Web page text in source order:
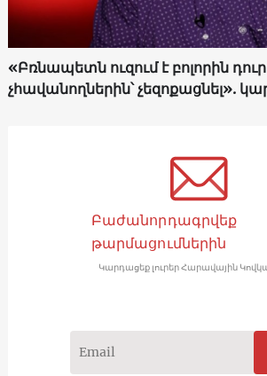
«Բռնապետն ուզում է բոլորին
չհավանողներին՝ չեզոքացնել».
Բաժանորդագրվեք
թարմացումներին
Կարդացեք լուրեր Հարավային